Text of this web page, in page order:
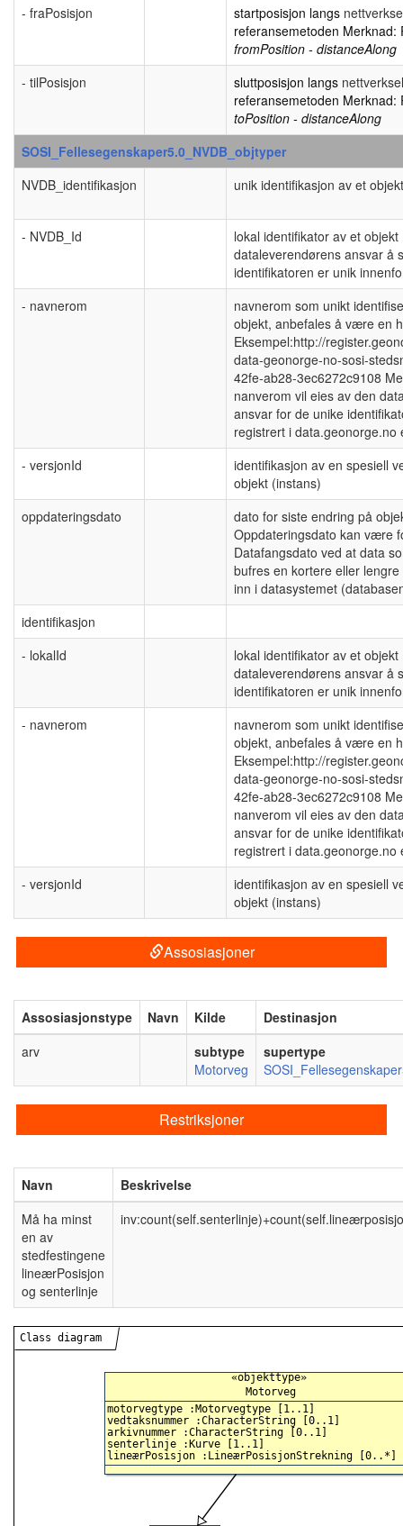
- fraPosisjon startposisjon langs
referansemetoden Merknad:
fromPosition - distanceAlong
- tilPosisjon
sluttposisjon langs
referansemetoden Merknad:
toPosition - distanceAlong
SOSI_Fellesegenskaper5.0_NVDB_objtyper
NVDB_identifikasjon
unik identifikasjon av et objekt
- NVDB_Id
lokal identifikator av et
dataleverendørens ansvar å
identifikatoren er unik
- navnerom
navnerom som unikt
objekt, anbefales å være en
Eksempel:http://
data-geonorge-no-sosi-
42fe-ab28-3ec6272c9108
nanverom vil eies av den
ansvar for de unike
registrert i data.geonorge.no
- versjonId
identifikasjon av en spesiell
objekt (instans)
oppdateringsdato
dato for siste endring på
Oppdateringsdato kan være
Datafangsdato ved at data
bufres en kortere eller
inn i datasystemet
identifikasjon
- lokalId
lokal identifikator av et
dataleverendørens ansvar å
identifikatoren er unik
- navnerom
navnerom som unikt
objekt, anbefales å være en
Eksempel:http://
data-geonorge-no-sosi-
42fe-ab28-3ec6272c9108
nanverom vil eies av den
ansvar for de unike
registrert i data.geonorge.no
- versjonId
identifikasjon av en spesiell
objekt (instans)
Assosiasjoner
Assosiasjonstype Navn Kilde
Destinasjon
arv
subtype
Motorveg
supertype
Restriksjoner
Navn
Beskrivelse
Må ha minst
en av
stedfestingene
lineærPosisjon
og senterlinje